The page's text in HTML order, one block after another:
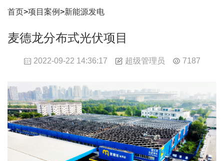
首页>项目案例>新能源发电
麦德龙分布式光伏项目
2022-09-22 14:36:17 超级管理员 7187